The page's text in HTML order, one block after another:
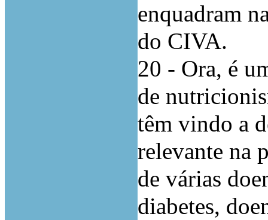
enquadram
do CIVA.
20 - Ora, é
de
têm vindo a
relevante na
de várias
diabetes,